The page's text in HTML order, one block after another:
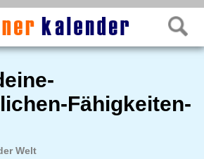
Fähigkeiten-
Welt